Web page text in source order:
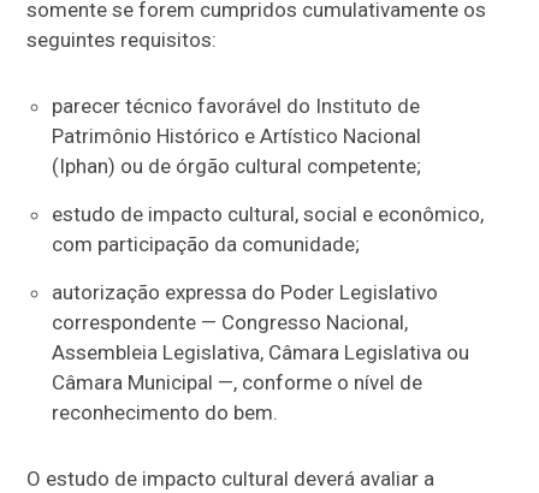
somente se forem cumpridos cumulativamente os
seguintes requisitos:
parecer técnico favorável do Instituto de
Patrimônio Histórico e Artístico Nacional
(Iphan) ou de órgão cultural competente;
estudo de impacto cultural, social e econômico,
com participação da comunidade;
autorização expressa do Poder Legislativo
correspondente — Congresso Nacional,
Assembleia Legislativa, Câmara Legislativa ou
Câmara Municipal —, conforme o nível de
reconhecimento do bem.
O estudo de impacto cultural deverá avaliar a